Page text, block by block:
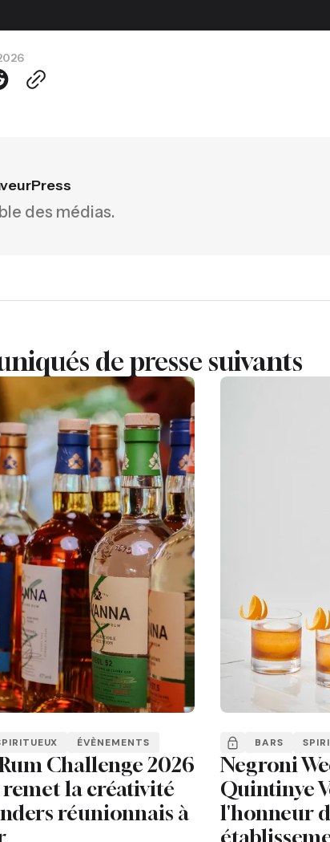
des médias.
de presse suivants
ÉVÈNEMENTS
Challenge 2026
remet la créativité
réunionnais à
BARS
Negroni
Quintinye
l'honneur